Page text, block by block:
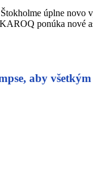
úplne
ponúka nové
aby